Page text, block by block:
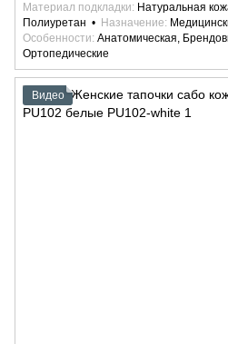
Материал подкладки
Натуральная
Полиуретан
Назначение
Особенности Анатомическая,
Ортопедические
Видео